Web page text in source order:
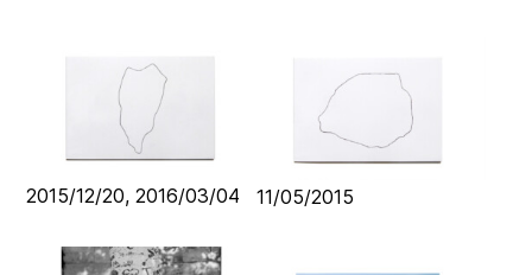
2015/12/20, 2016/03/04 11/05/2015